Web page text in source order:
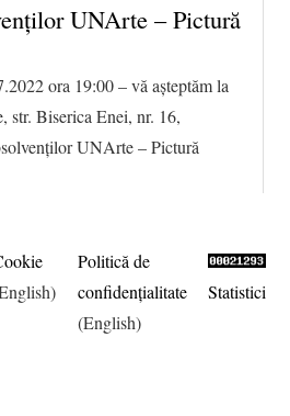
UNArte – Pictură
ora 19:00 – vă așteptăm la
Biserica Enei, nr. 16,
UNArte – Pictură
Politică de
confidențialitate
(English)
Statistici